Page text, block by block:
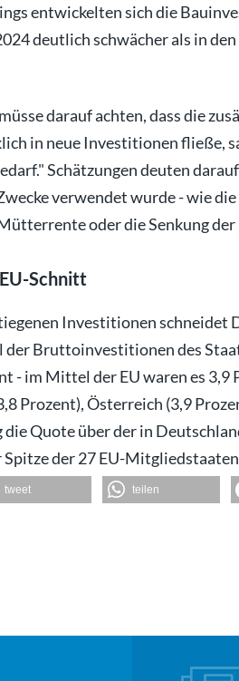
entwickelten sich die
deutlich schwächer als in
darauf achten, dass die
in neue Investitionen fließe,
Schätzungen deuten
verwendet wurde - wie
oder die Senkung
Schnitt
Investitionen schneidet
der Bruttoinvestitionen des
- im Mittel der EU waren es
Prozent), Österreich (3,9
die Quote über der in
Spitze der 27 EU-
tweet teilen